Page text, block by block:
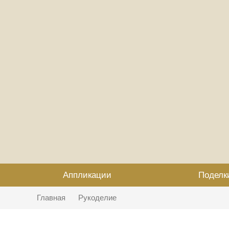
Аппликации
Главная Рукоделие